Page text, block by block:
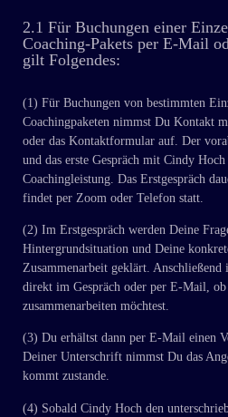
2.1 Für Buchungen einer
Coaching-Pakets per E-Mail
gilt Folgendes:
(1) Für Buchungen von bestimmten
Coachingpaketen nimmst Du Kontakt
oder das Kontaktformular auf. Der
und das erste Gespräch mit Cindy
Coachingleistung. Das Erstgespräch
findet per Zoom oder Telefon statt.
(2) Im Erstgespräch werden Deine
Hintergrundsituation und Deine
Zusammenarbeit geklärt.
direkt im Gespräch oder per E-Mail,
zusammenarbeiten möchtest.
(3) Du erhältst dann per E-Mail einen
Deiner Unterschrift nimmst Du das
kommt zustande.
(4) Sobald Cindy Hoch den